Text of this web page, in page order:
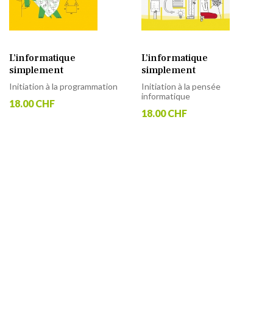
L’informatique
simplement
Initiation à la programmation
18.00 CHF
L’informatique
simplement
Initiation à la pensée
informatique
18.00 CHF